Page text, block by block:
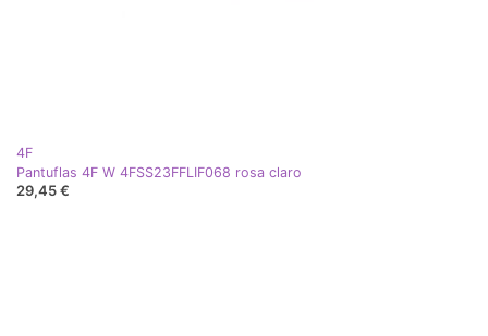
4F
Pantuflas 4F W 4FSS23FFLIF068 rosa claro
29,45 €